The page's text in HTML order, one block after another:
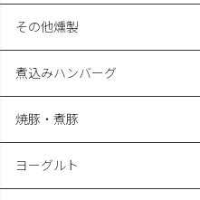
その他燻製
煮込みハンバーグ
焼豚・煮豚
ヨーグルト